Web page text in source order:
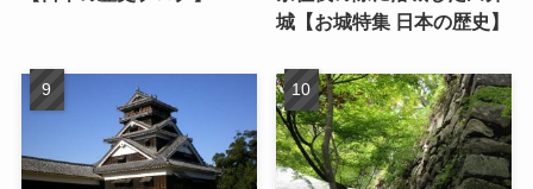
城【お城特集 日本の歴史】